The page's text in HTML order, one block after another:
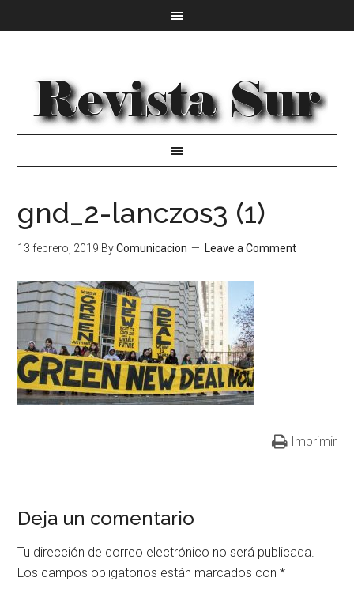
gnd_2-lanczos3 (1)
13 febrero, 2019 ByComunicacion Leave a Comment
Imprimir
Deja un comentario
Tu dirección de correo electrónico no será publicada.
Los campos obligatorios están marcados con*